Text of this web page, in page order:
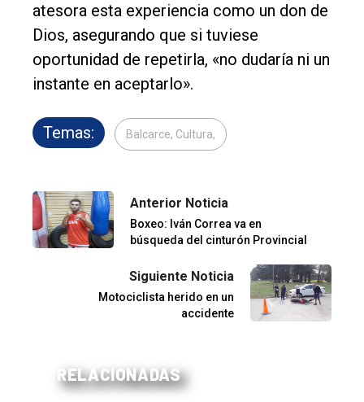
atesora esta experiencia como un don de
Dios, asegurando que si tuviese
oportunidad de repetirla, «no dudaría ni un
instante en aceptarlo».
Temas: Balcarce, Cultura,
Anterior Noticia
Boxeo: Iván Correa va en
búsqueda del cinturón Provincial
Siguiente Noticia
Motociclista herido en un
accidente
RELACIONADAS